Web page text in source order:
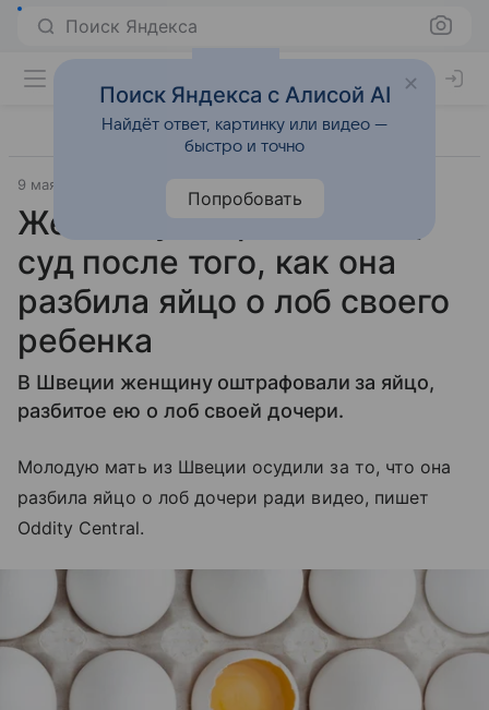
Поиск Яндекса
9 мая 2025
Женщину отправили под
суд после того, как она
разбила яйцо о лоб своего
ребенка
В Швеции женщину оштрафовали за яйцо,
разбитое ею о лоб своей дочери.
Молодую мать из Швеции осудили за то, что она
разбила яйцо о лоб дочери ради видео, пишет
Oddity Central.
Поиск Яндекса с Алисой AI
Найдёт ответ, картинку или видео —
быстро и точно
Попробовать